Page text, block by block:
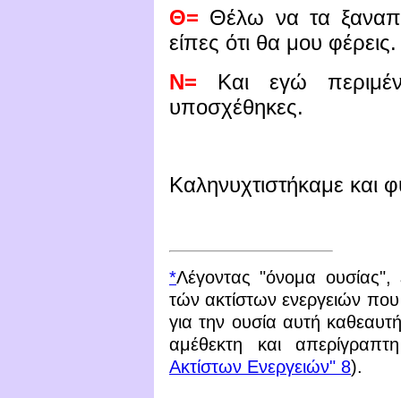
Θ= Θέλω να τα
είπες ότι θα μου φέρεις.
Ν= Και εγώ
υποσχέθηκες.
Καληνυχτιστήκαμε και
*Λέγοντας "όνομα ουσίας",
τών ακτίστων ενεργειών που
για την ουσία αυτή
αμέθεκτη και
Ακτίστων Ενεργειών" 8).